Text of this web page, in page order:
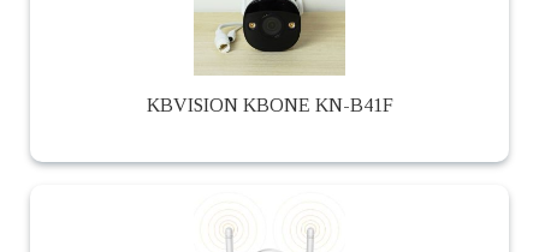
KBVISION KBONE KN-B41F